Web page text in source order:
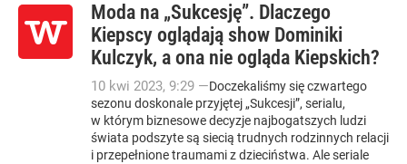
Moda na „Sukcesję”. Dlaczego
Kiepscy oglądają show Dominiki
Kulczyk, a ona nie ogląda Kiepskich?
10 kwi 2023, 9:29 —Doczekaliśmy się czwartego
sezonu doskonale przyjętej „Sukcesji”, serialu,
w którym biznesowe decyzje najbogatszych ludzi
świata podszyte są siecią trudnych rodzinnych relacji
i przepełnione traumami z dzieciństwa. Ale seriale